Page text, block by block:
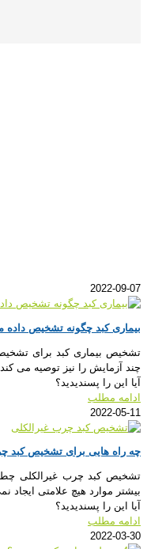
2022-09-07
بیماری کبد چگونه تشخیص
تشخیص بیماری کبد برای
چند آزمایش را نیز توصیه می
آیا این را پسندیدید؟
ادامه مطلب
2022-05-11
چه راه هایی برای تشخیص کبد
بیشتر موارد هیچ علامتی ایجاد
آیا این را پسندیدید؟
ادامه مطلب
2022-03-30